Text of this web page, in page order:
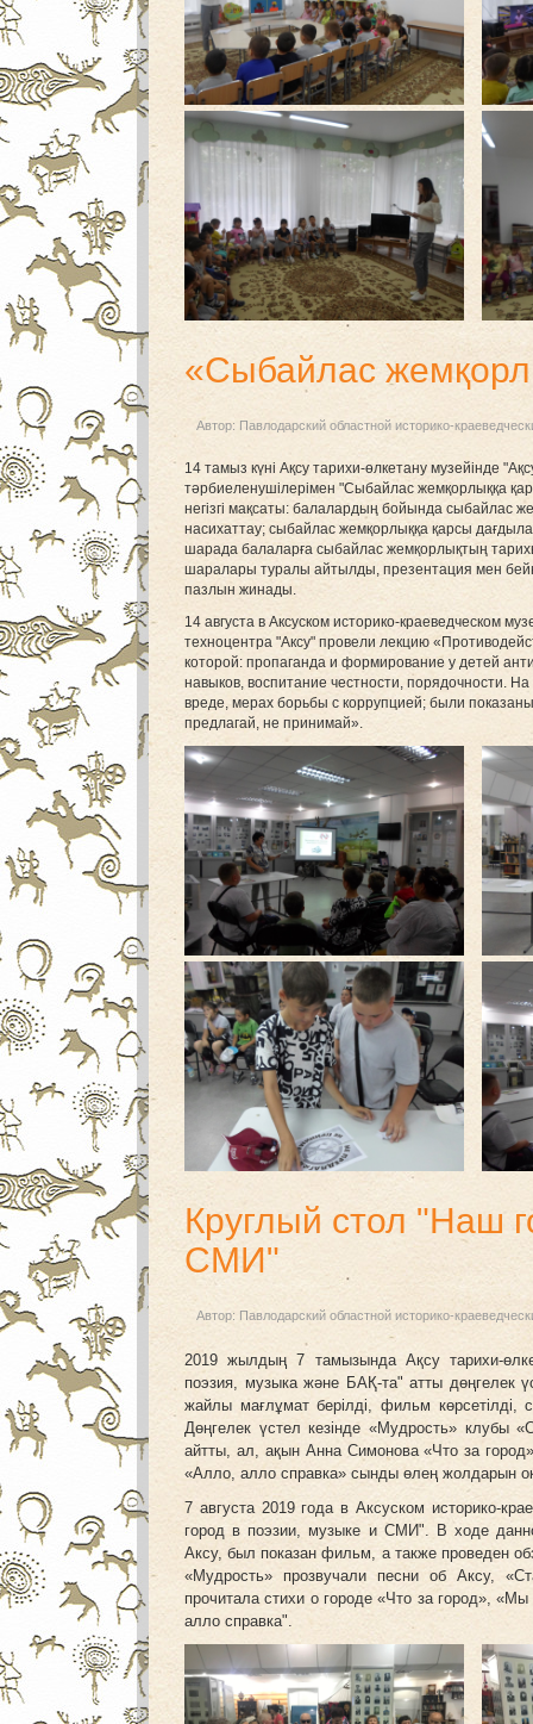
«Сыбайлас
Автор: Павлодарский областной историко-
14 тамыз күні Ақсу тарихи-өлкетану музейінде
тәрбиеленушілерімен "Сыбайлас жемқорлыққа
негізгі мақсаты: балалардың бойында сыбайлас
насихаттау; сыбайлас жемқорлыққа қарсы
шарада балаларға сыбайлас жемқорлықтың
шаралары туралы айтылды, презентация мен
пазлын жинады.
14 августа в Аксуском историко-краеведческом
техноцентра "Аксу" провели лекцию
которой: пропаганда и формирование у детей
навыков, воспитание честности, порядочности.
вреде, мерах борьбы с коррупцией; были
предлагай, не принимай».
Круглый стол "Наш
СМИ"
Автор: Павлодарский областной историко-
2019 жылдың 7 тамызында Ақсу тарихи-
поэзия, музыка және БАҚ-та" атты дөңгелек
жайлы мағлұмат берілді, фильм көрсетілді,
Дөңгелек үстел кезінде «Мудрость»
айтты, ал, ақын Анна Симонова «Что за
«Алло, алло справка» сынды өлең жолдарын
7 августа 2019 года в Аксуском историко-
город в поэзии, музыке и СМИ". В ходе
Аксу, был показан фильм, а также проведен
«Мудрость» прозвучали песни об Аксу,
прочитала стихи о городе «Что за город»,
алло справка".